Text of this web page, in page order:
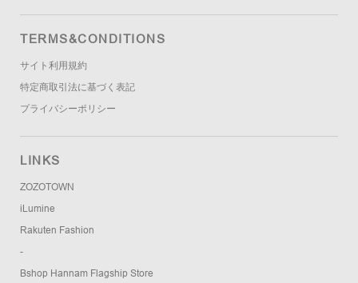
TERMS&CONDITIONS
サイト利用規約
特定商取引法に基づく表記
プライバシーポリシー
LINKS
ZOZOTOWN
iLumine
Rakuten Fashion
-
Bshop Hannam Flagship Store